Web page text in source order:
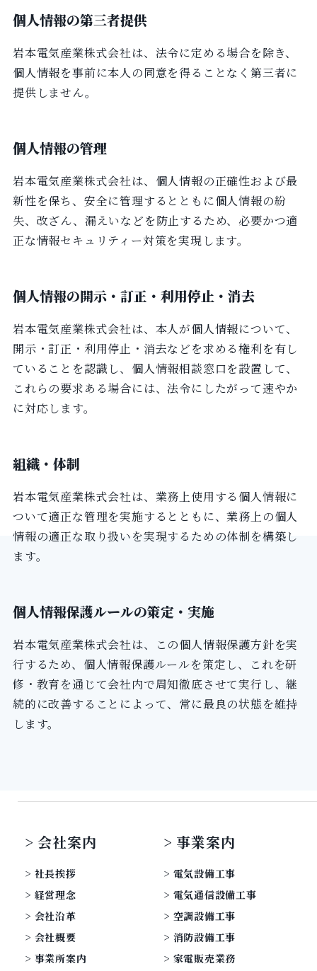
個人情報の第三者提供
岩本電気産業株式会社は、法令に定める場合を除き、
個人情報を事前に本人の同意を得ることなく第三者に
提供しません。
個人情報の管理
岩本電気産業株式会社は、個人情報の正確性および最
新性を保ち、安全に管理するとともに個人情報の紛
失、改ざん、漏えいなどを防止するため、必要かつ適
正な情報セキュリティー対策を実現します。
個人情報の開示・訂正・利用停止・消去
岩本電気産業株式会社は、本人が個人情報について、
開示・訂正・利用停止・消去などを求める権利を有し
ていることを認識し、個人情報相談窓口を設置して、
これらの要求ある場合には、法令にしたがって速やか
に対応します。
組織・体制
岩本電気産業株式会社は、業務上使用する個人情報に
ついて適正な管理を実施するとともに、業務上の個人
情報の適正な取り扱いを実現するための体制を構築し
ます。
個人情報保護ルールの策定・実施
岩本電気産業株式会社は、この個人情報保護方針を実
行するため、個人情報保護ルールを策定し、これを研
修・教育を通じて会社内で周知徹底させて実行し、継
続的に改善することによって、常に最良の状態を維持
します。
会社案内
社長挨拶
経営理念
会社沿革
会社概要
事業所案内
事業案内
電気設備工事
電気通信設備工事
空調設備工事
消防設備工事
家電販売業務